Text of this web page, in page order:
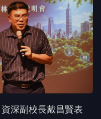
副校長戴昌賢表
綠領人才培育、食物